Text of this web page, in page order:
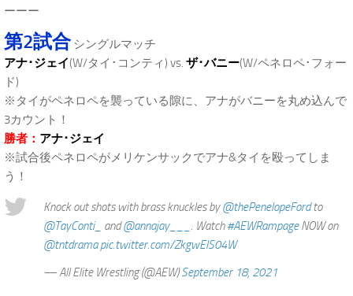
ーーー
第2試合シングルマッチ
アナ･ジェイ(W/タイ･コンティ) vs. ザ･バニー(W/ペネロペ･フォー
ド)
※タイがペネロペを襲っている隙に、アナがバニーを丸め込んで
3カウント！
勝者： アナ･ジェイ
※試合後ペネロペがメリケンサックでアナ&タイを殴ってしま
う！
Knock out shots with brass knuckles by@thePenelopeFordto
@TayConti_
and@annajay___ . Watch#AEWRampageNOW on
@tntdrama pic.twitter.com/ZkgwElS04W
— All Elite Wrestling (@AEW)September 18, 2021